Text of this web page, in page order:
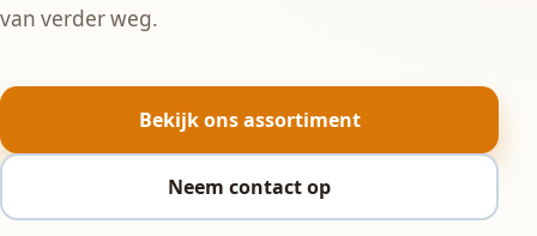
van verder weg.
Bekijk ons assortiment
Neem contact op